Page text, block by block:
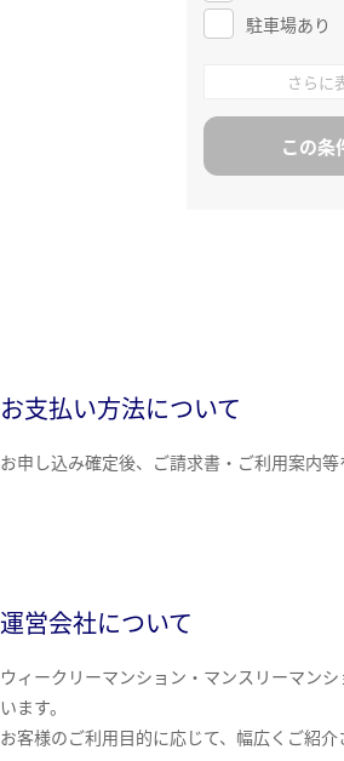
駐車場あり
さらに
お支払い方法について
お申し込み確定後、ご請求書・ご利用案内等
運営会社について
ウィークリーマンション・マンスリーマン
います。
お客様のご利用目的に応じて、幅広くご紹介